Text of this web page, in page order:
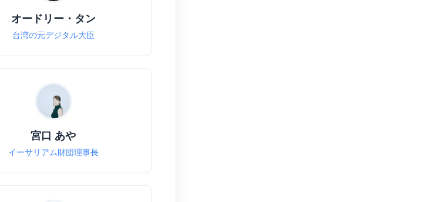
オードリー・タン
台湾の元デジタル大臣
宮口 あや
イーサリアム財団理事長